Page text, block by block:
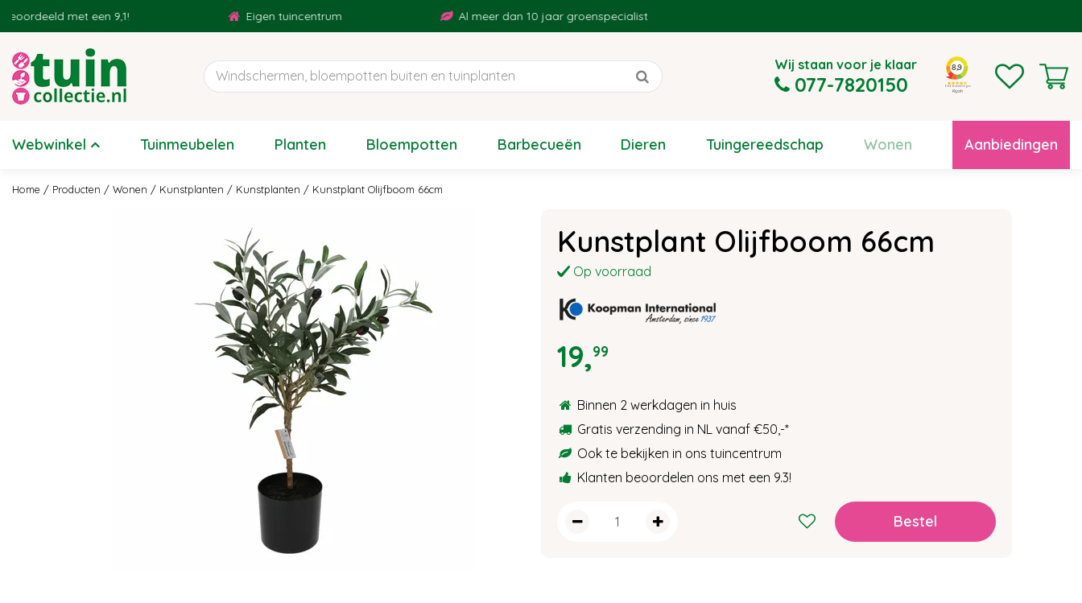
Home Producten Wonen Kunstplanten Kunstplanten Kunstplant Olijfboom 66cm
met een 9,1! Eigen tuincentrum Al meer dan 10 jaar groenspecialist
Wij staan voor je klaar
077-7820150
Webwinkel Tuinmeubelen Planten Bloempotten Barbecueën Dieren Tuingereedschap Wonen Aanbiedingen
Kunstplant Olijfboom 66cm
Op voorraad
19,99
Binnen 2 werkdagen in huis
Gratis verzending in NL vanaf €50,-*
Ook te bekijken in ons tuincentrum
Klanten beoordelen ons met een 9.3!